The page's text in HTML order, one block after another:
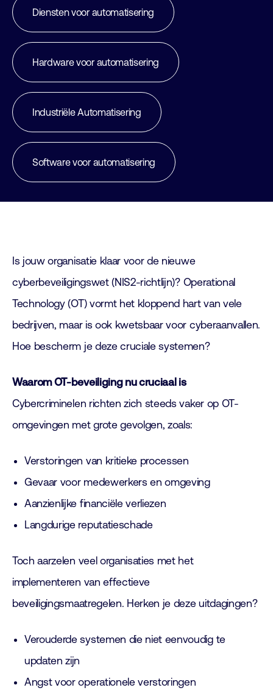
Diensten voor automatisering
Hardware voor automatisering
Industriële Automatisering
Software voor automatisering
Is jouw organisatie klaar voor de nieuwe
cyberbeveiligingswet (NIS2-richtlijn)? Operational
Technology (OT) vormt het kloppend hart van vele
bedrijven, maar is ook kwetsbaar voor cyberaanvallen.
Hoe bescherm je deze cruciale systemen?
Waarom OT-beveiliging nu cruciaal is
Cybercriminelen richten zich steeds vaker op OT-
omgevingen met grote gevolgen, zoals:
Verstoringen van kritieke processen
Gevaar voor medewerkers en omgeving
Aanzienlijke financiële verliezen
Langdurige reputatieschade
Toch aarzelen veel organisaties met het
implementeren van effectieve
beveiligingsmaatregelen. Herken je deze uitdagingen?
Verouderde systemen die niet eenvoudig te
updaten zijn
Angst voor operationele verstoringen